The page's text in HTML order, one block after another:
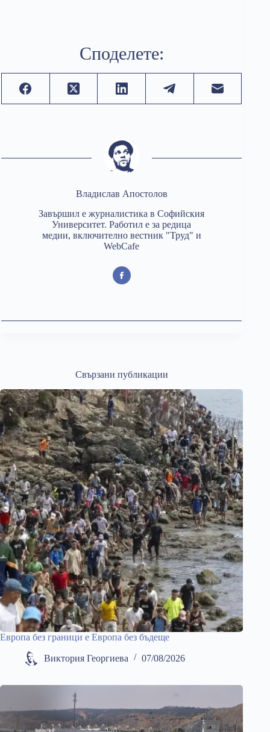
Споделете:
Владислав Апостолов
Завършил е журналистика в Софийския
Университет. Работил е за редица
медии, включително вестник "Труд" и
WebCafe
Свързани публикации
Европа без граници е Европа без бъдеще
Виктория Георгиева 07/08/2026